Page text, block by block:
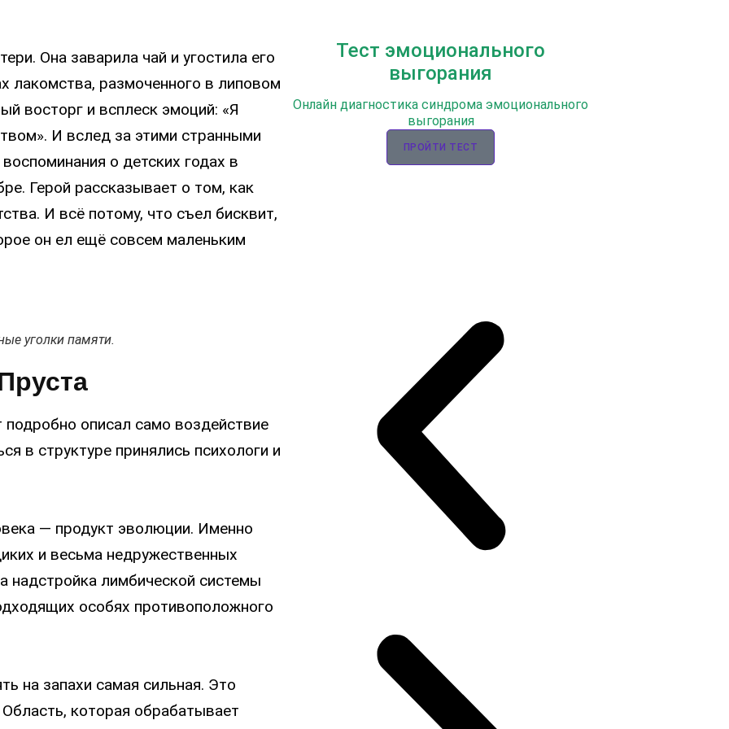
Она заварила чай и угостила его
лакомства, размоченного в липовом
восторг и всплеск эмоций: «Я
И вслед за этими странными
о детских годах в
Герой рассказывает о том, как
И всё потому, что съел бисквит,
он ел ещё совсем маленьким
уголки памяти.
описал само воздействие
в структуре принялись психологи и
— продукт эволюции. Именно
и весьма недружественных
надстройка лимбической системы
особях противоположного
на запахи самая сильная. Это
которая обрабатывает
Тест эмоционального
выгорания
Онлайн диагностика синдрома эмоционального
выгорания
ПРОЙТИ ТЕСТ